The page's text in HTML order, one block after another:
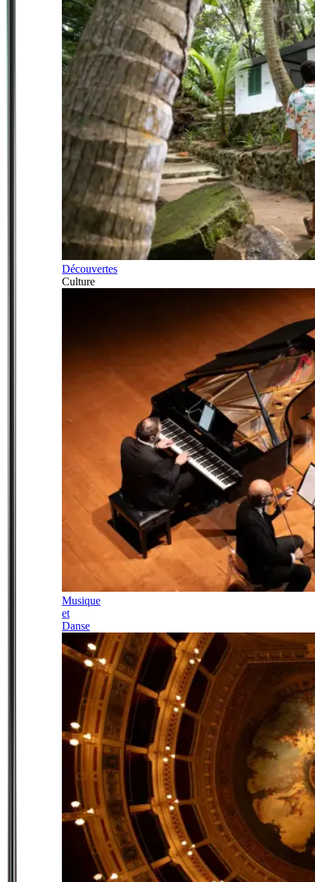
Découvertes
Culture
Musique
et
Danse